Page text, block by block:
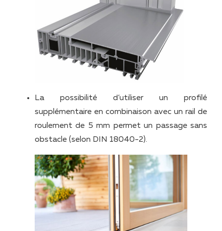
La possibilité d’utiliser un profilé
supplémentaire en combinaison avec un rail de
roulement de 5 mm permet un passage sans
obstacle (selon DIN 18040-2).